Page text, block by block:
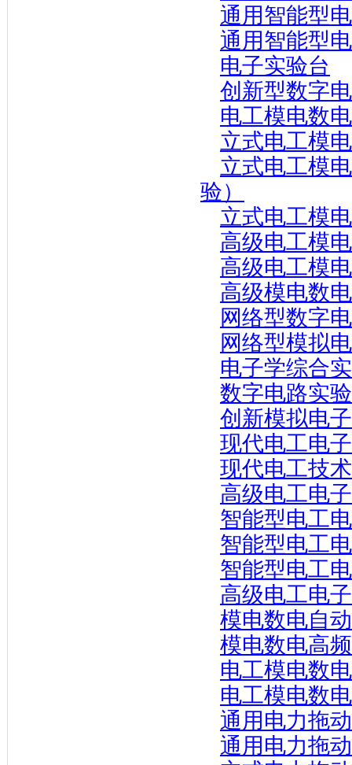
通用智能型
通用智能型
电子实验台
创新型数字
电工模电数
立式电工模
立式电工模
验）
立式电工模
高级电工模
高级电工模
高级模电数
网络型数字
网络型模拟
电子学综合
数字电路实
创新模拟电
现代电工电
现代电工技
高级电工电
智能型电工
智能型电工
智能型电工
高级电工电
模电数电自
模电数电高
电工模电数
电工模电数
通用电力拖
通用电力拖